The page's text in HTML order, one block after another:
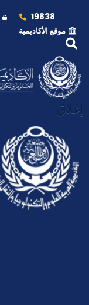
19838
موقع الأكاديمية
إغلاق